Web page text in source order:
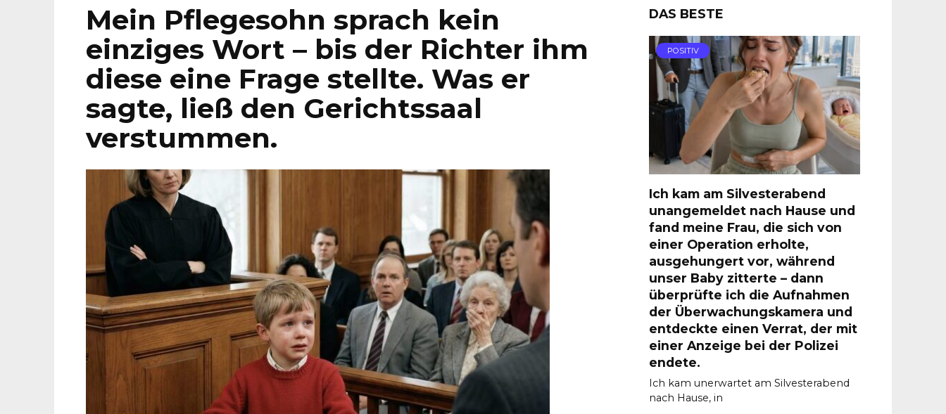
Mein Pflege­sohn sprach kein
einziges Wort – bis der Richter ihm
diese eine Frage stellte. Was er
sagte, ließ den Gerichtssaal
verstummen.
DAS BESTE
POSITIV
Ich kam am Silvesterabend
unangemeldet nach Hause und
fand meine Frau, die sich von
einer Operation erholte,
ausgehungert vor, während
unser Baby zitterte – dann
überprüfte ich die Aufnahmen
der Überwachungskamera und
entdeckte einen Verrat, der mit
einer Anzeige bei der Polizei
endete.
Ich kam unerwartet am Silvesterabend
nach Hause, in